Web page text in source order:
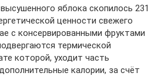
яблока скопилось 231
ценности свежего
с консервированными фруктами
термической
которой, уходит часть
калории, за счёт